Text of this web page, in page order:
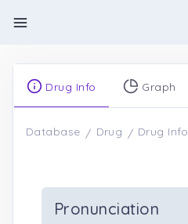
Drug Info Graph
Database Drug Drug Info
Pronunciation